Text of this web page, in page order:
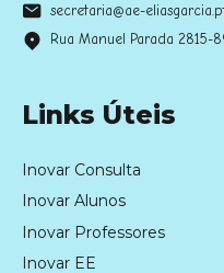
secretaria@ae-
Rua Manuel Parada 2815-
Links Úteis
Inovar Consulta
Inovar Alunos
Inovar Professores
Inovar EE